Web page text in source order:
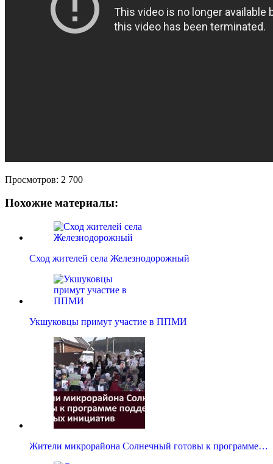
Просмотров: 2 700
Похожие материалы:
Сход жителей села Железнодорожный
Укшуковцы примут участие в ППМИ
Жители микрорайона Солнечный готовы к программе…